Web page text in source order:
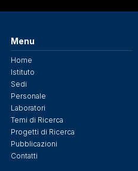
Menu
Home
Istituto
Sedi
Personale
Laboratori
Temi di Ricerca
Progetti di Ricerca
Pubblicazioni
Contatti